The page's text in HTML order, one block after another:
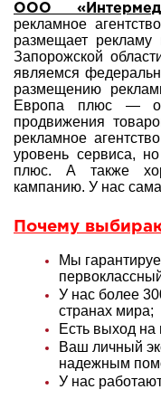
ООО
рекламное
размещает
Запорожской
являемся
размещению
Европа плюс —
продвижения
рекламное
уровень сервиса,
плюс. А также
кампанию. У нас
Почему
Мы
У нас более
странах мира;
Есть выход
Ваш личный
надежным
У нас